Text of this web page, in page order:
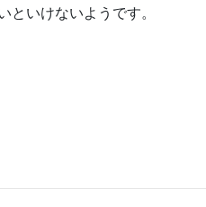
といけないようです。